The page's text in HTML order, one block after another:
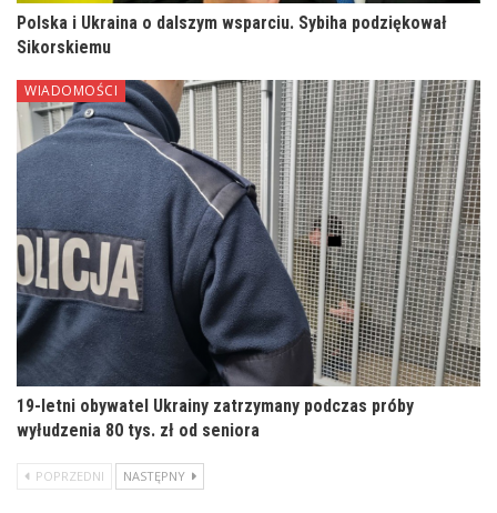
Polska i Ukraina o dalszym wsparciu. Sybiha podziękował
Sikorskiemu
WIADOMOŚCI
19-letni obywatel Ukrainy zatrzymany podczas próby
wyłudzenia 80 tys. zł od seniora
POPRZEDNI NASTĘPNY